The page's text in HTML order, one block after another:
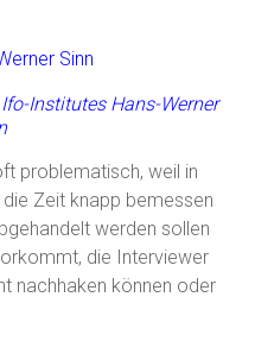
Ifo-Institutes Hans-Werner
problematisch, weil in
Zeit knapp bemessen
werden sollen
die Interviewer
nachhaken können oder